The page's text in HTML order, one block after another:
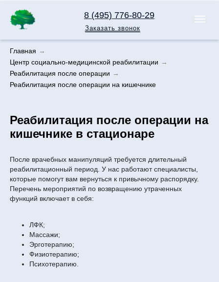
8 (495) 776-80-29
Заказать звонок
Главная →
Центр социально-медицинской реабилитации →
Реабилитация после операции →
Реабилитация после операции на кишечнике
Реабилитация после операции на
кишечнике в стационаре
После врачебных манипуляций требуется длительный
реабилитационный период. У нас работают специалисты,
которые помогут вам вернуться к привычному распорядку.
Перечень мероприятий по возвращению утраченных
функций включает в себя:
ЛФК;
Массажи;
Эрготерапию;
Физиотерапию;
Психотерапию.